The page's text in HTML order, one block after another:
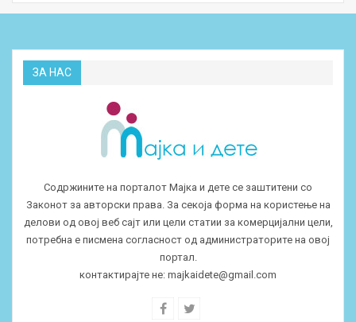
ЗА НАС
Содржините на порталот Мајка и дете се заштитени со
Законот за авторски права. За секоја форма на користење на
делови од овој веб сајт или цели статии за комерцијални цели,
потребна е писмена согласност од администраторите на овој
портал.
контактирајте не: majkaidete@gmail.com